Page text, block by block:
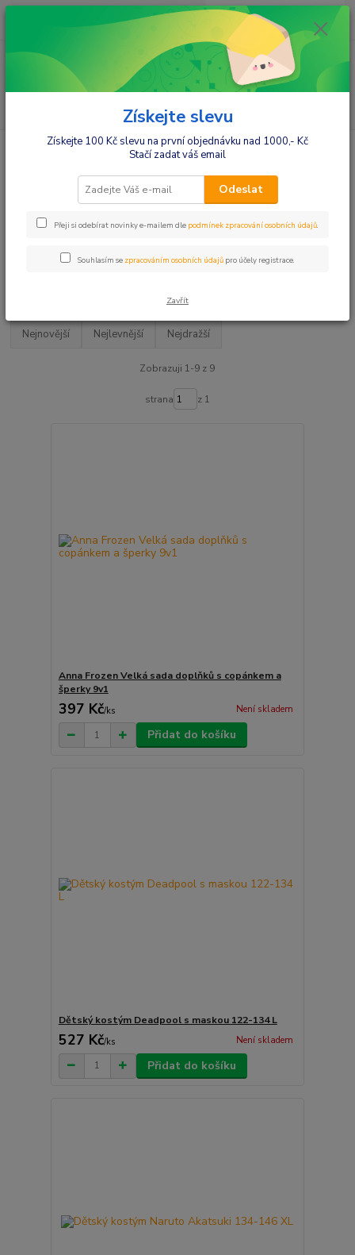
ks
za 0,00 Kč
Hračky a zábava Karneval,masky,oslavy
Karneval,masky,oslavy
Oslavy, party doplňky
Nejnovější Nejlevnější Nejdražší
Zobrazuji 1-9 z 9
strana z 1
Anna Frozen Velká sada doplňků s copánkem a
šperky 9v1
397 Kč/ks Není skladem
Přidat do košíku
Dětský kostým Deadpool s maskou 122-134 L
527 Kč/ks Není skladem
Přidat do košíku
Získejte slevu
Získejte 100 Kč slevu na první objednávku nad 1000,- Kč
Stačí zadat váš email
Odeslat
Přeji si odebírat novinky e-mailem dle podmínek zpracování osobních údajů.
Souhlasím se zpracováním osobních údajů pro účely registrace.
Zavřít